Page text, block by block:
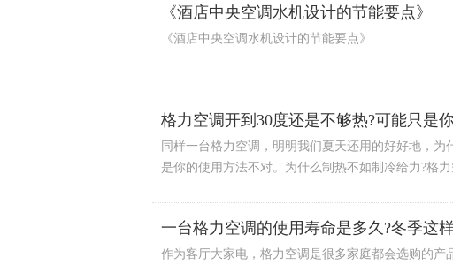
《酒店中央空调水机设计的节能要点》
《酒店中央空调水机设计的节能要点》...
格力空调开到30度还是不够热?可能只是
同样一台格力空调，明明我们夏天还用的好好地，
是你的使用方法不对。为什么制热不如制冷给力?格
一台格力空调的使用寿命是多久?冬季这
作为客厅大家电，格力空调是很多家庭都会选购的